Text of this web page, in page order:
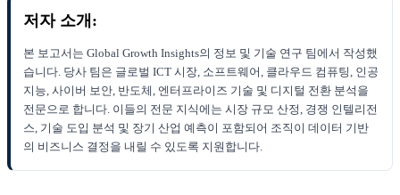
저자 소개:
본 보고서는 Global Growth Insights의 정보 및 기술 연구 팀에서 작성했
습니다. 당사 팀은 글로벌 ICT 시장, 소프트웨어, 클라우드 컴퓨팅, 인공
지능, 사이버 보안, 반도체, 엔터프라이즈 기술 및 디지털 전환 분석을
전문으로 합니다. 이들의 전문 지식에는 시장 규모 산정, 경쟁 인텔리전
스, 기술 도입 분석 및 장기 산업 예측이 포함되어 조직이 데이터 기반
의 비즈니스 결정을 내릴 수 있도록 지원합니다.